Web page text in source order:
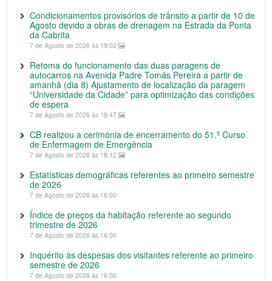
Condicionamentos provisórios de trânsito a partir de 10 de
Agosto devido a obras de drenagem na Estrada da Ponta
da Cabrita
7 de Agosto de 2026 às 19:02
Retoma do funcionamento das duas paragens de
autocarros na Avenida Padre Tomás Pereira a partir de
amanhã (dia 8) Ajustamento de localização da paragem
“Universidade da Cidade” para optimização das condições
de espera
7 de Agosto de 2026 às 18:47
CB realizou a cerimónia de encerramento do 51.º Curso
de Enfermagem de Emergência
7 de Agosto de 2026 às 18:12
Estatísticas demográficas referentes ao primeiro semestre
de 2026
7 de Agosto de 2026 às 16:00
Índice de preços da habitação referente ao segundo
trimestre de 2026
7 de Agosto de 2026 às 16:00
Inquérito às despesas dos visitantes referente ao primeiro
semestre de 2026
7 de Agosto de 2026 às 16:00